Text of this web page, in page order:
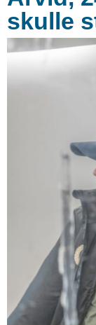
skulle